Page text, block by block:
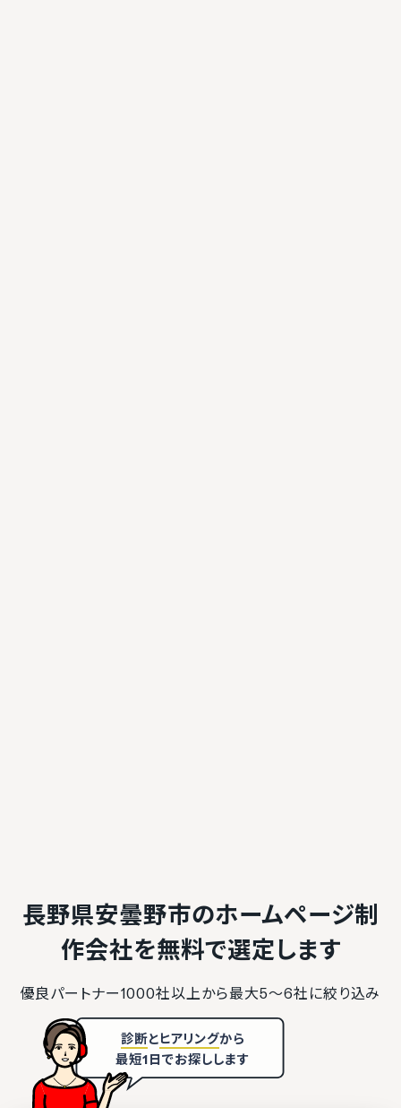
長野県安曇野市のホームページ制
作会社を無料で選定します
優良パートナー1000社以上から最大5〜6社に絞り込み
診断とヒアリングから
最短1日でお探しします